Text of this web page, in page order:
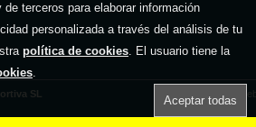
SL Aviso legal Mapa
terceros para elaborar información
personalizada a través del análisis de tu
política de cookies. El usuario tiene la
.
Aceptar todas